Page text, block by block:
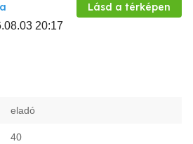
Lásd a térképen
20:17
eladó
40